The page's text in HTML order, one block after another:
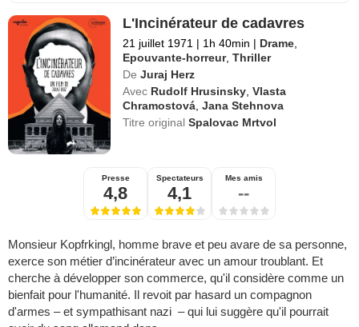
L'Incinérateur de cadavres
21 juillet 1971 1h 40min Drame,
Epouvante-horreur, Thriller
De Juraj Herz
Avec Rudolf Hrusinsky, Vlasta
Chramostová,Jana Stehnova
Titre originalSpalovac Mrtvol
Presse
4,8
Spectateurs
4,1
Mes amis
--
Monsieur Kopfrkingl, homme brave et peu avare de sa personne,
exerce son métier d’incinérateur avec un amour troublant. Et
cherche à développer son commerce, qu'il considère comme un
bienfait pour l'humanité. Il revoit par hasard un compagnon
d'armes – et sympathisant nazi – qui lui suggère qu'il pourrait